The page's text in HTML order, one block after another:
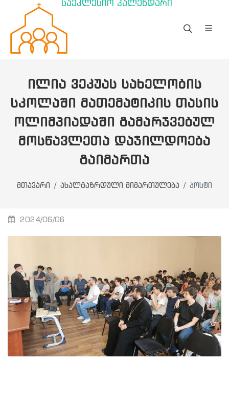
საეკლესიო კალენდარი
ᲘᲚᲘᲐ ᲕᲔᲙᲣᲐᲡ ᲡᲐᲮᲔᲚᲝᲑᲘᲡ
ᲡᲙᲝᲚᲐᲨᲘ ᲛᲐᲗᲔᲛᲐᲢᲘᲙᲘᲡ ᲗᲐᲡᲘᲡ
ᲝᲚᲘᲛᲞᲘᲐᲓᲐᲨᲘ ᲒᲐᲛᲐᲠᲯᲕᲔᲑᲣᲚ
ᲛᲝᲡᲬᲐᲕᲚᲔᲗᲐ ᲓᲐᲯᲘᲚᲓᲝᲔᲑᲐ
ᲒᲐᲘᲛᲐᲠᲗᲐ
მთავარი ახალგაზრდული მიმართულება პოსტი
2024/06/06